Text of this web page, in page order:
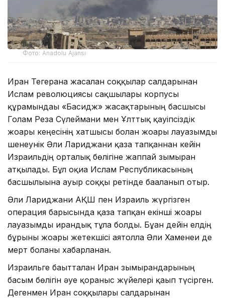
Фото: Anadolu Ajansı
Иран Тегеранға жасалған соққылар салдарынан
Ислам революциясы сақшылары корпусы
құрамындағы «Басидж» жасақтарының басшысы
Голам Реза Сүлеймани мен Ұлттық қауіпсіздік
жоғары кеңесінің хатшысы болған жоғары лауазымды
шенеунік Әли Лариджани қаза тапқаннан кейін
Израильдің орталық бөлігіне жаппай зымыран
атқылады. Бұл оқиға Ислам Республикасының
басшылығына ауыр соққы ретінде бағаланып отыр.
Әли Лариджани АҚШ пен Израиль жүргізген
операция барысында қаза тапқан екінші жоғары
лауазымды ирандық тұлға болды. Бұған дейін елдің
бұрынғы жоғарғы жетекшісі аятолла Әли Хаменеи де
мерт болғаны хабарланған.
Израильге бағытталған Иран зымырандарының
басым бөлігін әуе қорғаныс жүйелері қағып түсірген.
Дегенмен Иран соққылары салдарынан